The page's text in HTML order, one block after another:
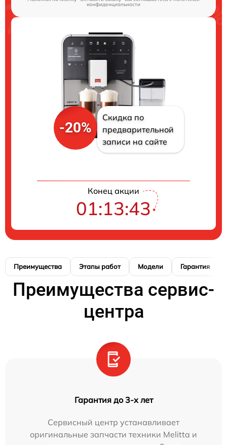
конфиденциальности
-20%
Скидка по
предварительной
записи на сайте
Конец акции
01:13:42
Преимущества Этапы работ Модели Гарантия
Преимущества сервис-
центра
Гарантия до 3-х лет
Сервисный центр устанавливает
оригинальные запчасти техники Melitta и